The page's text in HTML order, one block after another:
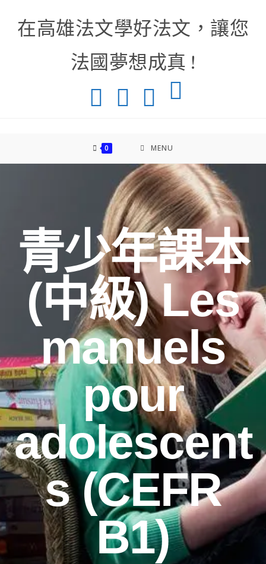
在高雄法文學好法文，讓您
法國夢想成真 !
0 MENU
青少年課本
(中級) Les
manuels
pour
adolescent
s (CEFR
B1)